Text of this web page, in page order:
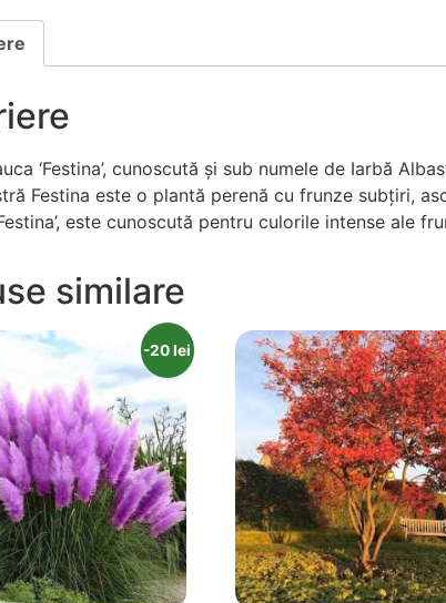
‘Festina’, cunoscută și sub numele de Iarbă
Festina este o plantă perenă cu frunze subțiri,
este cunoscută pentru culorile intense ale
similare
-20 lei